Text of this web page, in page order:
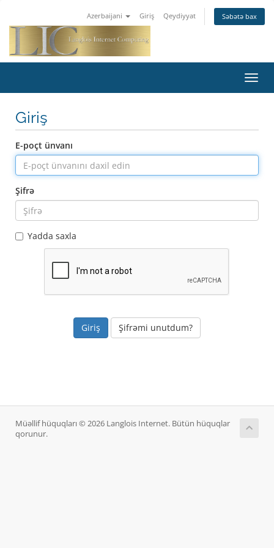
Azerbaijani Giriş Qeydiyyat Səbətə bax
keçid
Giriş
E-poçt ünvanı
Şifrə
Yadda saxla
Şifrəmi unutdum?
Müəllif hüquqları © 2026 Langlois Internet. Bütün hüquqlar
qorunur.